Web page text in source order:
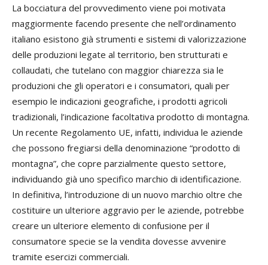
La bocciatura del provvedimento viene poi motivata
maggiormente facendo presente che nell’ordinamento
italiano esistono già strumenti e sistemi di valorizzazione
delle produzioni legate al territorio, ben strutturati e
collaudati, che tutelano con maggior chiarezza sia le
produzioni che gli operatori e i consumatori, quali per
esempio le indicazioni geografiche, i prodotti agricoli
tradizionali, l’indicazione facoltativa prodotto di montagna.
Un recente Regolamento UE, infatti, individua le aziende
che possono fregiarsi della denominazione “prodotto di
montagna”, che copre parzialmente questo settore,
individuando già uno specifico marchio di identificazione.
In definitiva, l’introduzione di un nuovo marchio oltre che
costituire un ulteriore aggravio per le aziende, potrebbe
creare un ulteriore elemento di confusione per il
consumatore specie se la vendita dovesse avvenire
tramite esercizi commerciali.